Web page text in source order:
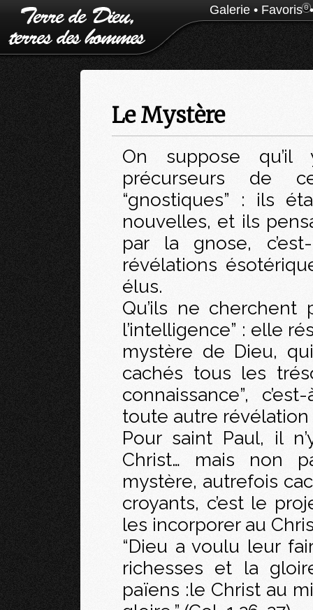
Galerie • Favoris0
Le Mystère
On suppose
précurseurs de
“gnostiques” : ils
nouvelles, et ils
par la gnose,
révélations
élus.
Qu’ils ne cherchent
l’intelligence” : elle
mystère de Dieu,
cachés tous les
connaissance”,
toute autre révélation
Pour saint Paul, il
Christ… mais non
mystère, autrefois
croyants, c’est le
les incorporer au
“Dieu a voulu leur
richesses et la
païens :le Christ au